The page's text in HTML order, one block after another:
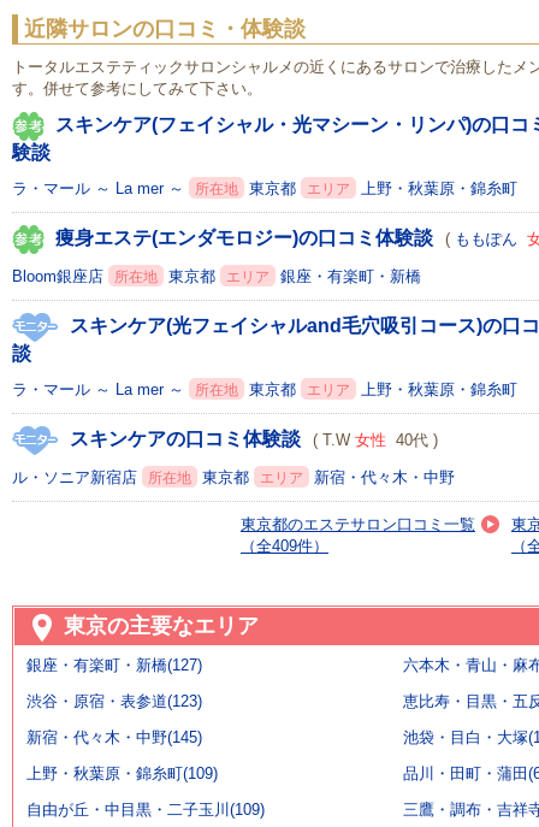
近隣サロンの口コミ・体験談
トータルエステティックサロンシャルメの近くにあるサロンで治療したメ
す。併せて参考にしてみて下さい。
スキンケア(フェイシャル・光マシーン・リンパ)の口コ
験談
ラ・マール ～ La mer ～ 所在地 東京都 エリア 上野・秋葉原・錦糸町
痩身エステ(エンダモロジー)の口コミ体験談 ( ももぽん
Bloom銀座店 所在地 東京都 エリア 銀座・有楽町・新橋
スキンケア(光フェイシャルand毛穴吸引コース)の口
談
ラ・マール ～ La mer ～ 所在地 東京都 エリア 上野・秋葉原・錦糸町
スキンケアの口コミ体験談 ( T.W 女性 40代 )
ル・ソニア新宿店 所在地 東京都 エリア 新宿・代々木・中野
東
（
東京都のエステサロン口コミ一覧
（全409件）
東京の主要なエリア
銀座・有楽町・新橋(127)
六本木・青山・麻
渋谷・原宿・表参道(123)
恵比寿・目黒・五
新宿・代々木・中野(145)
池袋・目白・大塚
上野・秋葉原・錦糸町(109)
品川・田町・蒲田
自由が丘・中目黒・二子玉川(109)
三鷹・調布・吉祥